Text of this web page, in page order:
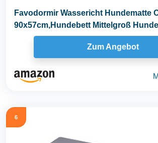
Favodormir Wassericht Hundematte
90x57cm,Hundebett Mittelgroß
Kunstleder,Einfach...
Zum Angebot
6